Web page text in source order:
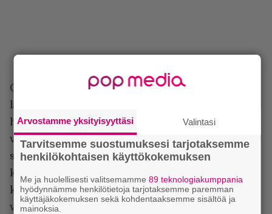
On toki ymmärrettävää, että kun kerran tietoisesti
lähdetään tekemään ”mustaa” Marvel-elokuvaa, sen
halutaan seisovan omilla jaloillaan ilman
vihjettäkään tuesta aikaisemmin esitellyiltä
sankareilta. Ehkä se on Yhdysvalloissa ainut tapa
käsitellä rotukysymyksiä viihteellisessäkin
kontekstissa, mutta pohjoismaisen, etuoikeutetun
valkoisen supersankarifanin silmissä se tuntuu
Arvostamme yksityisyyttäsi Valintasi
Tarvitsemme suostumuksesi tarjotaksemme
henkilökohtaisen käyttökokemuksen
Me ja huolellisesti valitsemamme 89 teknologiakumppania
hyödynnämme henkilötietoja tarjotaksemme paremman
käyttäjäkokemuksen sekä kohdentaaksemme sisältöä ja
mainoksia.